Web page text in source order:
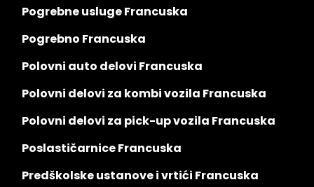
Pogrebne usluge Francuska
Pogrebno Francuska
Polovni auto delovi Francuska
Polovni delovi za kombi vozila Francuska
Polovni delovi za pick-up vozila Francuska
Poslastičarnice Francuska
Predškolske ustanove i vrtići Francuska